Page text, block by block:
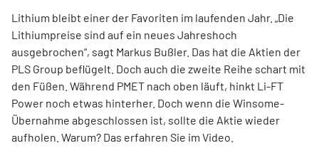
Lithium bleibt einer der Favoriten im laufenden Jahr. „Die
Lithiumpreise sind auf ein neues Jahreshoch
ausgebrochen“, sagt Markus Bußler. Das hat die Aktien der
PLS Group beflügelt. Doch auch die zweite Reihe schart mit
den Füßen. Während PMET nach oben läuft, hinkt Li-FT
Power noch etwas hinterher. Doch wenn die Winsome-
Übernahme abgeschlossen ist, sollte die Aktie wieder
aufholen. Warum? Das erfahren Sie im Video.